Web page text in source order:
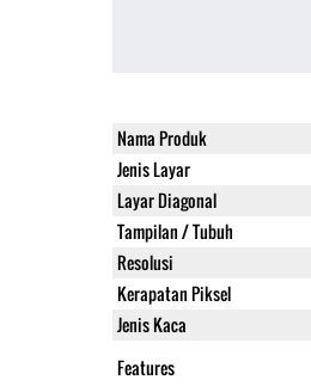
Nama Produk
Jenis Layar
Layar Diagonal
Tampilan / Tubuh
Resolusi
Kerapatan Piksel
Jenis Kaca
Features